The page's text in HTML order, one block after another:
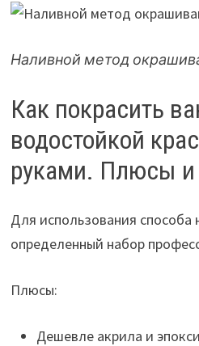
Наливной метод
Как покрасить
водостойкой
руками. Плюсы
Для использования способа
определенный набор
Плюсы:
Дешевле акрила и